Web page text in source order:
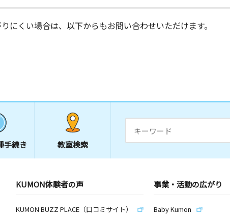
にくい場合は、以下からもお問い合わせいただけます。
手続き 教室検索
KUMON体験者の声
KUMON BUZZ PLACE（口コミサイト）
事業・活動の広がり
Baby Kumon